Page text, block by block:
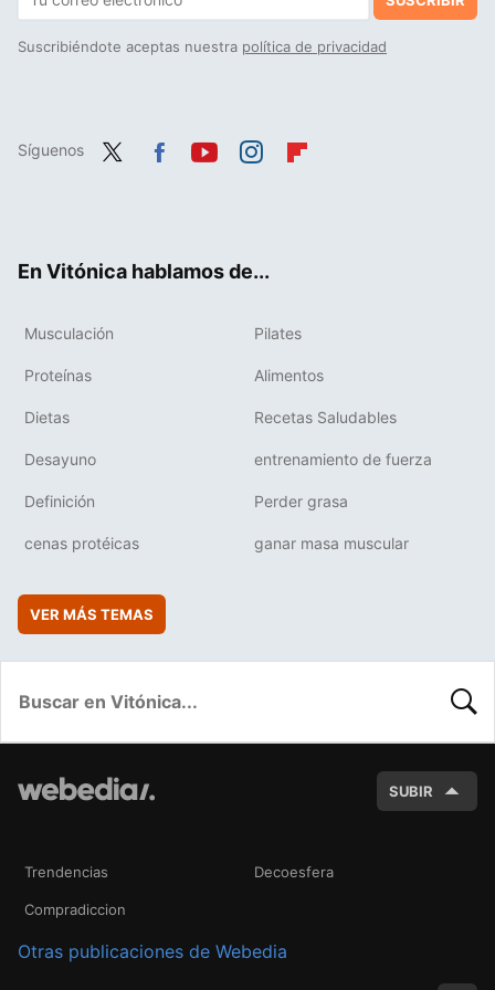
Suscribiéndote aceptas nuestra política de privacidad
Síguenos
En Vitónica hablamos de...
Musculación Pilates
Proteínas Alimentos
Dietas Recetas Saludables
Desayuno entrenamiento de fuerza
Definición Perder grasa
cenas protéicas ganar masa muscular
VER MÁS TEMAS
SUBIR
Trendencias Decoesfera
Compradiccion
Otras publicaciones de Webedia